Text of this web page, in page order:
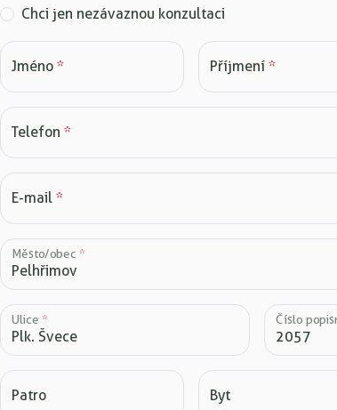
Chci jen nezávaznou konzultaci
Jméno * Příjmení *
Telefon *
E-mail *
Město/obec *
Ulice*
Patro Byt